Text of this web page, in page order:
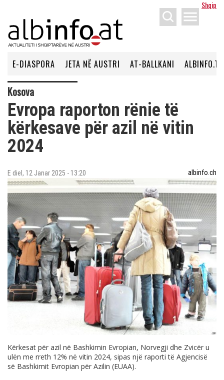
Shqip
menu
E-DIASPORA JETA NË AUSTRI AT-BALLKANI ALBINFO.TV
Kosova
Evropa raporton rënie të
kërkesave për azil në vitin
2024
E diel, 12 Janar 2025 - 13:20 albinfo.ch
Kërkesat për azil në Bashkimin Evropian, Norvegji dhe Zvicër u
ulën me rreth 12% në vitin 2024, sipas një raporti të Agjencisë
së Bashkimit Evropian për Azilin (EUAA).